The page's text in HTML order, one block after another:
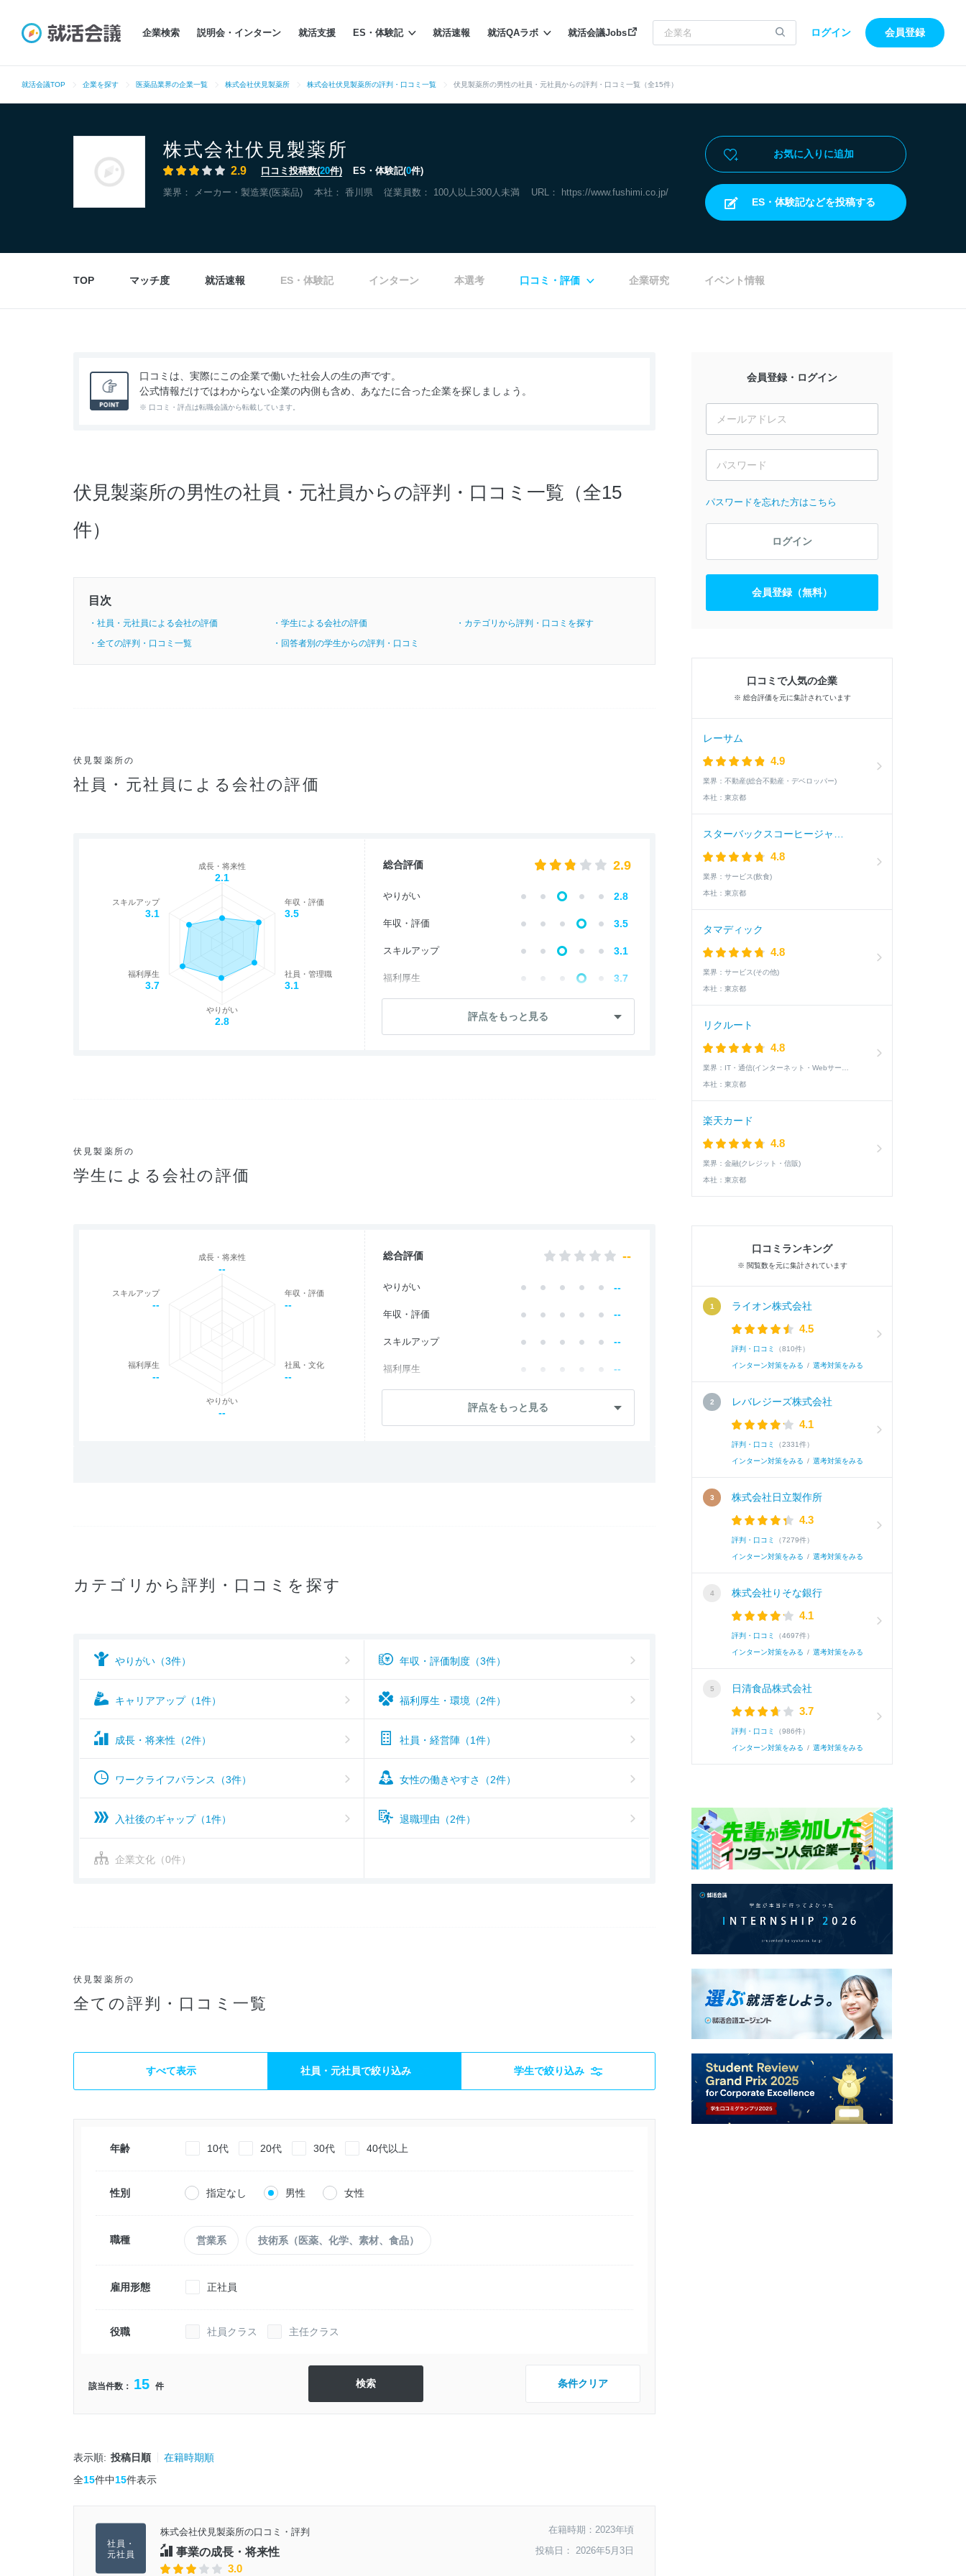
企業検索 説明会・インターン 就活支援 ES・体験記 就活速報 就活QAラボ 就活会議Jobs ログイン 会員登録
就活会議TOP 企業を探す 医薬品業界の企業一覧 株式会社伏見製薬所 株式会社伏見製薬所の評判・口コミ一覧 伏見製薬所の男性の社員・元社員からの評判・口コミ一覧（全15件）
株式会社伏見製薬所
2.9 口コミ投稿数(20件) ES・体験記(0件)
業界： メーカー・製造業(医薬品) 本社： 香川県 従業員数： 100人以上300人未満 URL： https://www.fushimi.co.jp/
お気に入りに追加
ES・体験記などを投稿する
TOP マッチ度 就活速報 ES・体験記 インターン 本選考 口コミ・評価 企業研究 イベント情報
口コミは、実際にこの企業で働いた社会人の生の声です。
公式情報だけではわからない企業の内側も含め、あなたに合った企業を探しましょう。
※ 口コミ・評点は転職会議から転載しています。
伏見製薬所の男性の社員・元社員からの評判・口コミ一覧（全15
件）
目次
・社員・元社員による会社の評価 ・学生による会社の評価
・カテゴリから評判・口コミを探す
・全ての評判・口コミ一覧
・回答者別の学生からの評判・口コミ
伏見製薬所の
社員・元社員による会社の評価
評点をもっと見る
成長・将来性
2.1
年収・評価
3.5
社員・管理職
3.1
やりがい
2.8
福利厚生
3.7
スキルアップ
3.1
総合評価 2.9
やりがい 2.8
年収・評価 3.5
スキルアップ 3.1
福利厚生 3.7
社員・管理職 3.1
伏見製薬所の
学生による会社の評価
評点をもっと見る
成長・将来性
--
年収・評価
--
社風・文化
--
やりがい
--
福利厚生
--
スキルアップ
--
総合評価 --
やりがい --
年収・評価 --
スキルアップ --
福利厚生 --
社員・管理職 --
カテゴリから評判・口コミを探す
やりがい（3件） 年収・評価制度（3件）
キャリアアップ（1件） 福利厚生・環境（2件）
成長・将来性（2件） 社員・経営陣（1件）
ワークライフバランス（3件） 女性の働きやすさ（2件）
入社後のギャップ（1件） 退職理由（2件）
企業文化（0件）
伏見製薬所の
全ての評判・口コミ一覧
すべて表示 社員・元社員で絞り込み 学生で絞り込み
年齢 10代 20代 30代 40代以上
性別 指定なし 男性 女性
職種 営業系 技術系（医薬、化学、素材、食品）
雇用形態 正社員
役職 社員クラス 主任クラス
該当件数： 15 件 条件クリア
表示順: 投稿日順
在籍時期順
全15件中15件表示
株式会社伏見製薬所の口コミ・評判
事業の成長・将来性
3.0
在籍時期：2023年頃
投稿日： 2026年5月3日
会員登録・ログイン
パスワードを忘れた方はこちら
ログイン
会員登録（無料）
口コミで人気の企業
※ 総合評価を元に集計されています
レーサム
4.9
業界： 不動産(総合不動産・デベロッパー)
本社： 東京都
4.8
業界： サービス(飲食)
本社： 東京都
タマディック
4.8
業界： サービス(その他)
本社： 東京都
リクルート
4.8
業界：
本社： 東京都
楽天カード
4.8
業界： 金融(クレジット・信販)
本社： 東京都
口コミランキング
※ 閲覧数を元に集計されています
ライオン株式会社
4.5
評判・口コミ （810件）
インターン対策をみる / 選考対策をみる
レバレジーズ株式会社
4.1
評判・口コミ （2331件）
インターン対策をみる / 選考対策をみる
株式会社日立製作所
4.3
評判・口コミ （7279件）
インターン対策をみる / 選考対策をみる
株式会社りそな銀行
4.1
評判・口コミ （4697件）
インターン対策をみる / 選考対策をみる
日清食品株式会社
3.7
評判・口コミ （986件）
インターン対策をみる / 選考対策をみる